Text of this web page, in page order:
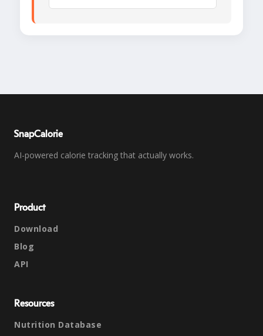
SnapCalorie
AI-powered calorie tracking that actually works.
Product
Download
Blog
API
Resources
Nutrition Database